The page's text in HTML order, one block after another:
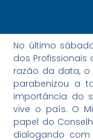
No último
dos
razão da data, o
parabenizou a
importância do
vive o país. O
papel do
dialogando com